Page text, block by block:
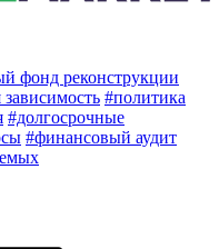
фонд реконструкции
#политика
#долгосрочные
#финансовый аудит